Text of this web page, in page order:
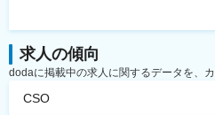
求人の傾向
dodaに掲載中の求人に関するデータを、
CSO